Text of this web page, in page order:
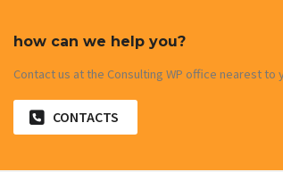
how can we help you?
Contact us at the Consulting WP office nearest to
CONTACTS